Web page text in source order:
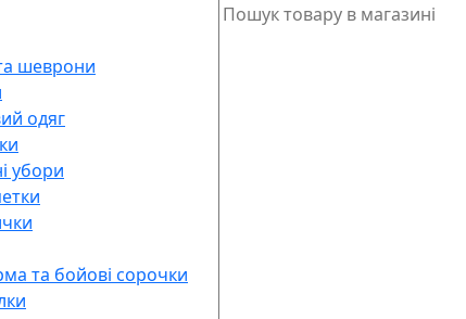
шеврони
одяг
убори
та бойові сорочки